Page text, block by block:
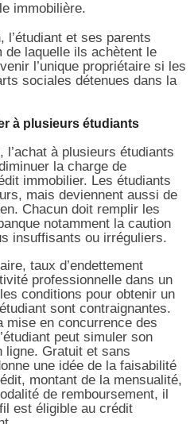
immobilière.
l’étudiant et ses parents
de laquelle ils achètent le
l’unique propriétaire si les
sociales détenues dans la
à plusieurs étudiants
à plusieurs étudiants
la charge de
immobilier. Les étudiants
mais deviennent aussi de
Chacun doit remplir les
notamment la caution
insuffisants ou irréguliers.
taux d’endettement
professionnelle dans un
conditions pour obtenir un
sont contraignantes.
mise en concurrence des
peut simuler son
ligne. Gratuit et sans
une idée de la faisabilité
montant de la mensualité,
de remboursement, il
est éligible au crédit